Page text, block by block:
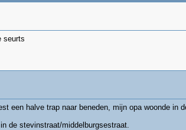
seurts
een halve trap naar beneden, mijn opa woonde in
de stevinstraat/middelburgsestraat.